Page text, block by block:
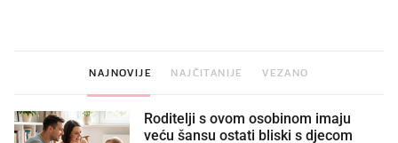
NAJNOVIJE NAJČITANIJE VEZANO
Roditelji s ovom osobinom imaju
veću šansu ostati bliski s djecom